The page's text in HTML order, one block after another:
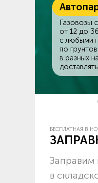
Газовозы
от 12 до
c любыми
по
в разных
БЕСПЛАТНАЯ В
Заправим
в